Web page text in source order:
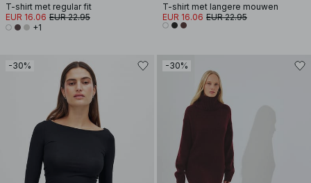
T-shirt met regular fit
EUR 16.06 EUR 22.95
+1
T-shirt met langere mouwen
EUR 16.06 EUR 22.95
-30% -30%